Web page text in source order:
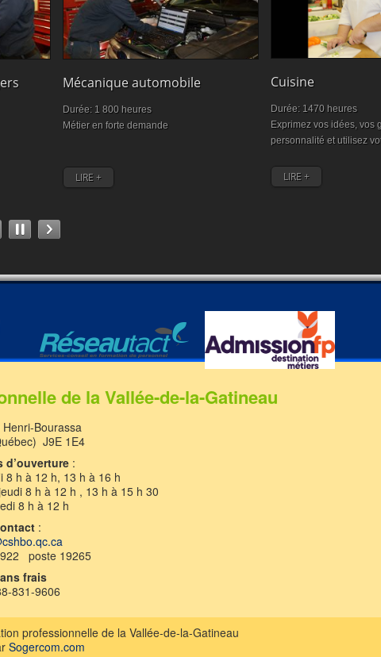
Mécanique automobile
Durée: 1 800 heures
Métier en forte demande
LIRE +
Cuisine
Durée: 1470 heures
Exprimez vos idées, vos
personnalité et utilisez
LIRE +
de la Vallée-de-la-Gatineau
Bourassa
J9E 1E4
d’ouverture:
8 h à 12 h, 13 h à 16 h
8 h à 12 h , 13 h à 15 h 30
8 h à 12 h
:
poste 19265
frais
831-9606
professionnelle de la Vallée-de-la-Gatineau
Sogercom.com